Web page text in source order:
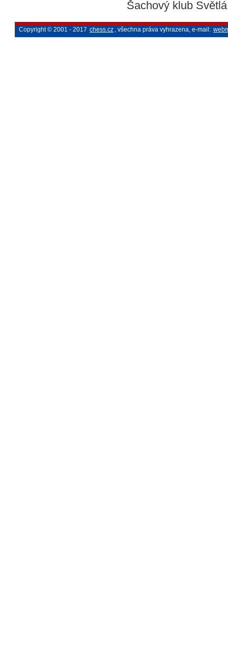
Šachový klub
Copyright © 2001 - 2017 chess.cz , všechna práva vyhrazena, e-mail: